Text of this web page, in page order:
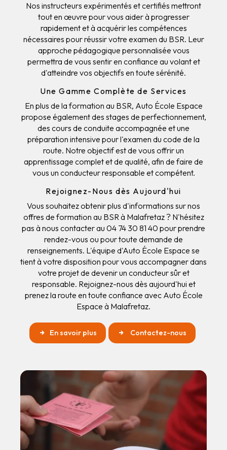
Nos instructeurs expérimentés et certifiés mettront
tout en œuvre pour vous aider à progresser
rapidement et à acquérir les compétences
nécessaires pour réussir votre examen du BSR. Leur
approche pédagogique personnalisée vous
permettra de vous sentir en confiance au volant et
d'atteindre vos objectifs en toute sérénité.
Une Gamme Complète de Services
En plus de la formation au BSR, Auto École Espace
propose également des stages de perfectionnement,
des cours de conduite accompagnée et une
préparation intensive pour l'examen du code de la
route. Notre objectif est de vous offrir un
apprentissage complet et de qualité, afin de faire de
vous un conducteur responsable et compétent.
Rejoignez-Nous dès Aujourd'hui
Vous souhaitez obtenir plus d'informations sur nos
offres de formation au BSR à Malafretaz ? N'hésitez
pas à nous contacter au 04 74 30 81 40 pour prendre
rendez-vous ou pour toute demande de
renseignements. L'équipe d'Auto École Espace se
tient à votre disposition pour vous accompagner dans
votre projet de devenir un conducteur sûr et
responsable. Rejoignez-nous dès aujourd'hui et
prenez la route en toute confiance avec Auto École
Espace à Malafretaz.
En savoir plus Contactez-nous